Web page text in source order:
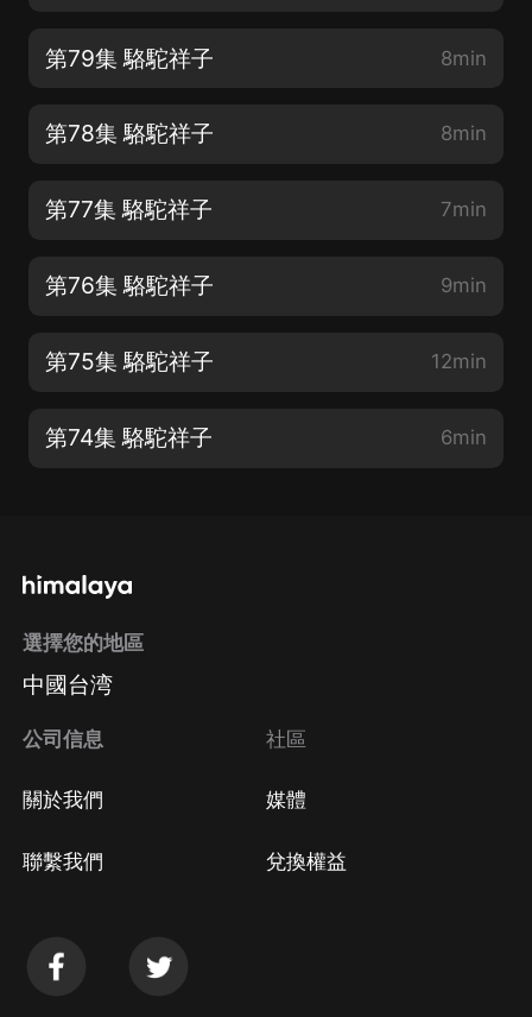
第79集 駱駝祥子 8min
第78集 駱駝祥子 8min
第77集 駱駝祥子 7min
第76集 駱駝祥子 9min
第75集 駱駝祥子 12min
第74集 駱駝祥子 6min
選擇您的地區
中國台湾
公司信息
關於我們
聯繫我們
社區
媒體
兌換權益